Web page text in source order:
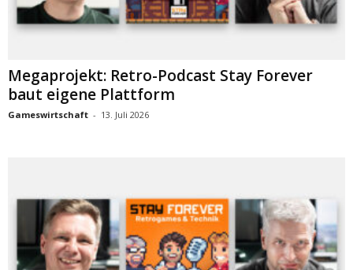
Megaprojekt: Retro-Podcast Stay Forever
baut eigene Plattform
Gameswirtschaft - 13. Juli 2026